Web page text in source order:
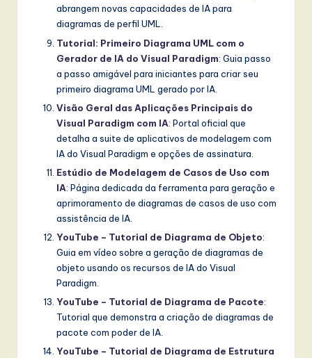
abrangem novas capacidades de IA para
diagramas de perfil UML.
Tutorial: Primeiro Diagrama UML com o
Gerador de IA do Visual Paradigm: Guia passo
a passo amigável para iniciantes para criar seu
primeiro diagrama UML gerado por IA.
Visão Geral das Aplicações Principais do
Visual Paradigm com IA: Portal oficial que
detalha a suite de aplicativos de modelagem com
IA do Visual Paradigm e opções de assinatura.
Estúdio de Modelagem de Casos de Uso com
IA: Página dedicada da ferramenta para geração e
aprimoramento de diagramas de casos de uso com
assistência de IA.
YouTube – Tutorial de Diagrama de Objeto:
Guia em vídeo sobre a geração de diagramas de
objeto usando os recursos de IA do Visual
Paradigm.
YouTube – Tutorial de Diagrama de Pacote:
Tutorial que demonstra a criação de diagramas de
pacote com poder de IA.
YouTube – Tutorial de Diagrama de Estrutura